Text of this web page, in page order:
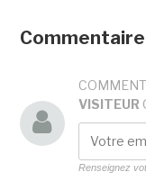
Commentaire
VISITEUR
Renseignez